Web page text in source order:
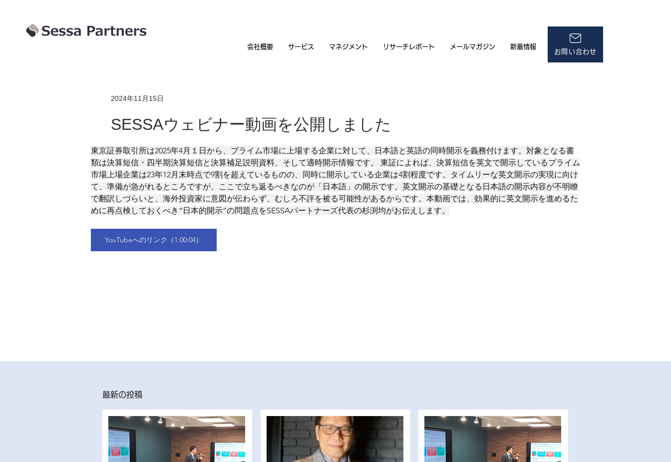
会社概要 サービス マネジメント リサーチレポート メールマガジン 新着情報
お問い合わせ
SESSAウェビナー動画を公開しました
東京証券取引所は2025年4月１日から、プライム市場に上場する企業に対して、日本語と英語の同時開示を義務付けます。対象となる書
類は決算短信・四半期決算短信と決算補足説明資料、そして適時開示情報です。 東証によれば、決算短信を英文で開示しているプライム
市場上場企業は23年12月末時点で9割を超えているものの、同時に開示している企業は4割程度です。タイムリーな英文開示の実現に向け
て、準備が急がれるところですが、ここで立ち返るべきなのが「日本語」の開示です。英文開示の基礎となる日本語の開示内容が不明瞭
で翻訳しづらいと、海外投資家に意図が伝わらず、むしろ不評を被る可能性があるからです。本動画では、効果的に英文開示を進めるた
めに再点検しておくべき”日本的開示”の問題点をSESSAパートナーズ代表の杉渕均がお伝えします。
YouTubeへのリンク（1:00:04）
2024年11月15日
最新の投稿